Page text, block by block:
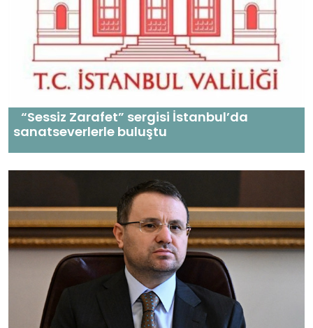
“Sessiz Zarafet” sergisi İstanbul’da
sanatseverlerle buluştu